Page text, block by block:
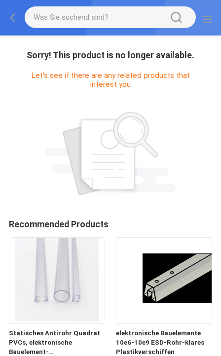
Sorry! This product is no longer available.
Let's see if there are any related products that
interest you
Recommended Products
Statisches Antirohr Quadrat
PVCs, elektronische
Bauelement-
elektronische Bauelemente
10e6-10e9 ESD-Rohr-klares
Plastikverschiffen